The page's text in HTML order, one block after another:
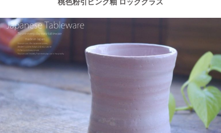
≪新着商品≫ あったか手作りご飯茶碗・湯飲み、入荷しました♪
2023/1/16
≪おすすめ≫ お好み具材の恵方巻♪大きいお皿を囲んで手作りを
楽しみませんか？
2022/12/28
≪再入荷≫ プレゼントにもおすすめ♪ぽってり一珍和花 ご飯茶碗